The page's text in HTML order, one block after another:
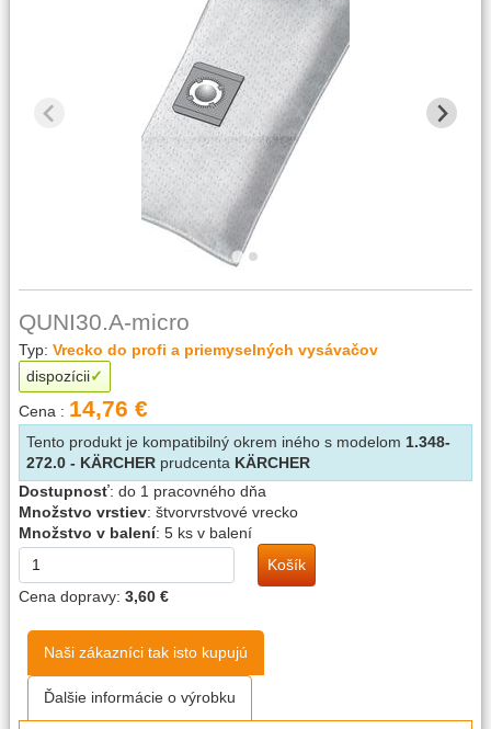
QUNI30.A-micro
Typ: Vrecko do profi a priemyselných vysávačov
dispozícii
Cena : 14,76 €
Tento produkt je kompatibilný okrem iného s modelom 1.348-
272.0 - KÄRCHER prudcenta KÄRCHER
Dostupnosť: do 1 pracovného dňa
Množstvo vrstiev: štvorvrstvové vrecko
Množstvo v balení: 5 ks v balení
Košík
Cena dopravy: 3,60 €
Naši zákazníci tak isto kupujú
Ďalšie informácie o výrobku